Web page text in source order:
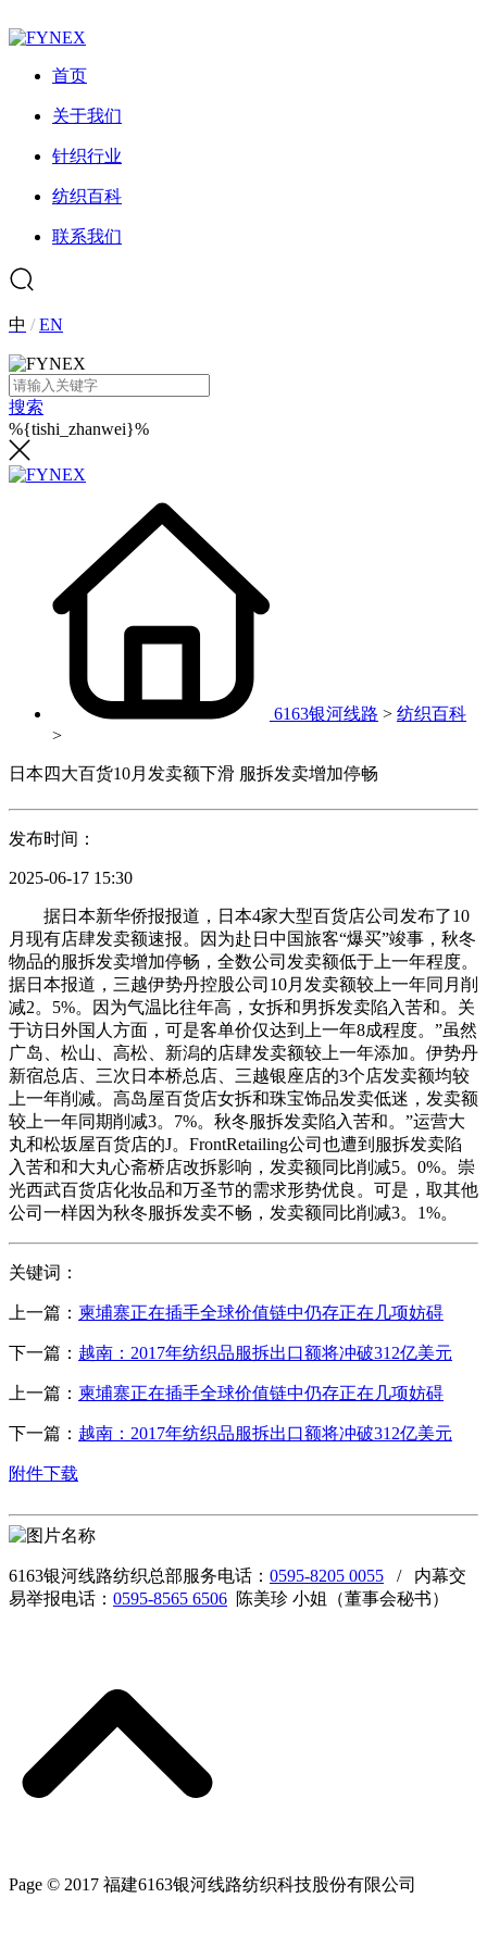
首页
关于我们
针织行业
纺织百科
联系我们
中 /EN
搜索
%{tishi_zhanwei}%
6163银河线路 > 纺织百科
>
日本四大百货10月发卖额下滑 服拆发卖增加停畅
发布时间：
2025-06-17 15:30
据日本新华侨报报道，日本4家大型百货店公司发布了10
月现有店肆发卖额速报。因为赴日中国旅客“爆买”竣事，秋冬
物品的服拆发卖增加停畅，全数公司发卖额低于上一年程度。
据日本报道，三越伊势丹控股公司10月发卖额较上一年同月削
减2。5%。因为气温比往年高，女拆和男拆发卖陷入苦和。关
于访日外国人方面，可是客单价仅达到上一年8成程度。”虽然
广岛、松山、高松、新潟的店肆发卖额较上一年添加。伊势丹
新宿总店、三次日本桥总店、三越银座店的3个店发卖额均较
上一年削减。高岛屋百货店女拆和珠宝饰品发卖低迷，发卖额
较上一年同期削减3。7%。秋冬服拆发卖陷入苦和。”运营大
丸和松坂屋百货店的J。FrontRetailing公司也遭到服拆发卖陷
入苦和和大丸心斋桥店改拆影响，发卖额同比削减5。0%。崇
光西武百货店化妆品和万圣节的需求形势优良。可是，取其他
公司一样因为秋冬服拆发卖不畅，发卖额同比削减3。1%。
关键词：
上一篇： 柬埔寨正在插手全球价值链中仍存正在几项妨碍
下一篇： 越南：2017年纺织品服拆出口额将冲破312亿美元
上一篇： 柬埔寨正在插手全球价值链中仍存正在几项妨碍
下一篇： 越南：2017年纺织品服拆出口额将冲破312亿美元
附件下载
6163银河线路纺织总部服务电话： 0595-8205 0055 / 内幕交
易举报电话： 0595-8565 6506 陈美珍 小姐（董事会秘书）
Page © 2017 福建6163银河线路纺织科技股份有限公司